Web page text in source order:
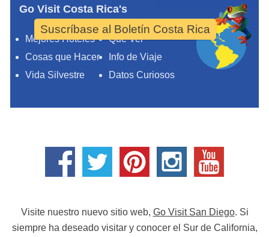
Go Visit Costa Rica's
Mejores Hoteles
Qué Ver
Cosas que Hacer
Info de Viaje
Vida Silvestre
Datos Curiosos
Suscríbase al Boletín Costa Rica
Visite nuestro nuevo sitio web, Go Visit San Diego. Si
siempre ha deseado visitar y conocer el Sur de California,